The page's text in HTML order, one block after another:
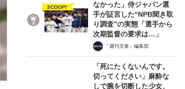
SCOOP!
なかった」侍ジャパン選
手が証言した“NPB聞き取
り調査”の実態「選手から
次期監督の要求は…」
「週刊文春」編集部
「死にたくないんです。
切ってください」麻酔な
しで腕を切断した少女、